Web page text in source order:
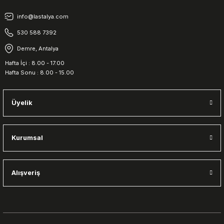
info@lastalya.com
530 588 7392
Demre, Antalya
Hafta İçi : 8.00 - 17.00
Hafta Sonu : 8.00 - 15.00
Üyelik
Kurumsal
Alışveriş